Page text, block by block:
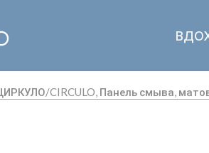
CIRCULO, Панель смыва,